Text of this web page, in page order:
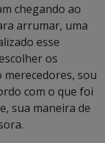
chegando ao
arrumar, uma
esse
os
sou
com o que foi
sua maneira de